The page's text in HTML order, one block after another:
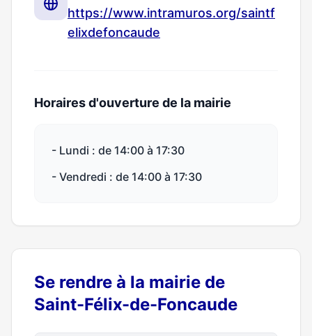
https://www.intramuros.org/saintf
elixdefoncaude
Horaires d'ouverture de la mairie
- Lundi : de 14:00 à 17:30
- Vendredi : de 14:00 à 17:30
Se rendre à la mairie de
Saint-Félix-de-Foncaude